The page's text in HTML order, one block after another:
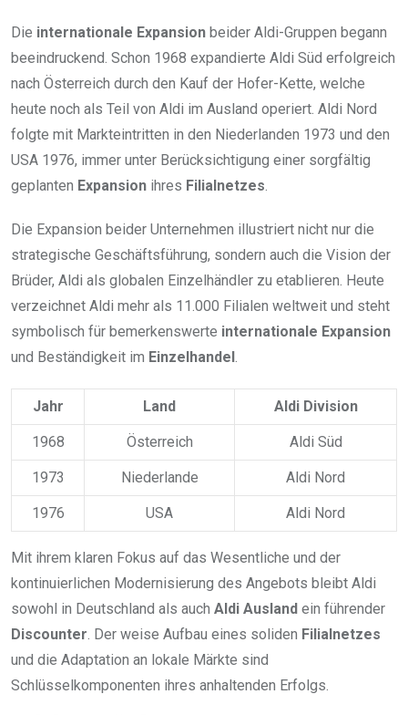
Die internationale Expansion beider Aldi-Gruppen begann
beeindruckend. Schon 1968 expandierte Aldi Süd erfolgreich
nach Österreich durch den Kauf der Hofer-Kette, welche
heute noch als Teil von Aldi im Ausland operiert. Aldi Nord
folgte mit Markteintritten in den Niederlanden 1973 und den
USA 1976, immer unter Berücksichtigung einer sorgfältig
geplanten Expansion ihres Filialnetzes
Die Expansion beider Unternehmen illustriert nicht nur die
strategische Geschäftsführung, sondern auch die Vision der
Brüder, Aldi als globalen Einzelhändler zu etablieren. Heute
verzeichnet Aldi mehr als 11.000 Filialen weltweit und steht
symbolisch für bemerkenswerte internationale Expansion
und Beständigkeit im Einzelhandel
Jahr Land Aldi Division
1968 Österreich Aldi Süd
1973 Niederlande Aldi Nord
1976 USA Aldi Nord
Mit ihrem klaren Fokus auf das Wesentliche und der
kontinuierlichen Modernisierung des Angebots bleibt Aldi
sowohl in Deutschland als auch Aldi Ausland ein führender
Discounter . Der weise Aufbau eines soliden Filialnetzes
und die Adaptation an lokale Märkte sind
Schlüsselkomponenten ihres anhaltenden Erfolgs.